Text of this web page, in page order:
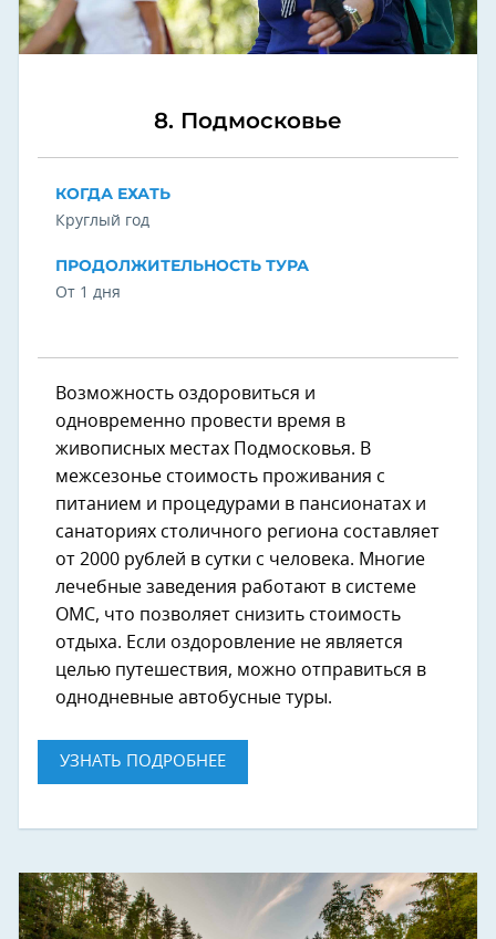
8. Подмосковье
КОГДА ЕХАТЬ
Круглый год
ПРОДОЛЖИТЕЛЬНОСТЬ ТУРА
От 1 дня
Возможность оздоровиться и
одновременно провести время в
живописных местах Подмосковья. В
межсезонье стоимость проживания с
питанием и процедурами в пансионатах и
санаториях столичного региона составляет
от 2000 рублей в сутки с человека. Многие
лечебные заведения работают в системе
ОМС, что позволяет снизить стоимость
отдыха. Если оздоровление не является
целью путешествия, можно отправиться в
однодневные автобусные туры.
УЗНАТЬ ПОДРОБНЕЕ